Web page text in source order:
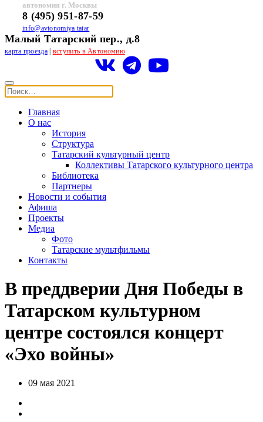
автономия г. Москвы
8 (495) 951-87-59
info@avtonomiya.tatar
Малый Татарский пер., д.8
карта проезда| вступить в Автономию
Главная
О нас
История
Структура
Татарский культурный центр
Коллективы Татарского культурного центра
Библиотека
Партнеры
Новости и события
Афиша
Проекты
Медиа
Фото
Татарские мультфильмы
Контакты
В преддверии Дня Победы в
Татарском культурном
центре состоялся концерт
«Эхо войны»
09 мая 2021